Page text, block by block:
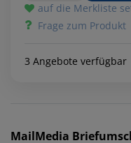
auf die Merkliste
Frage zum Produkt
3 Angebote verfügbar
MailMedia